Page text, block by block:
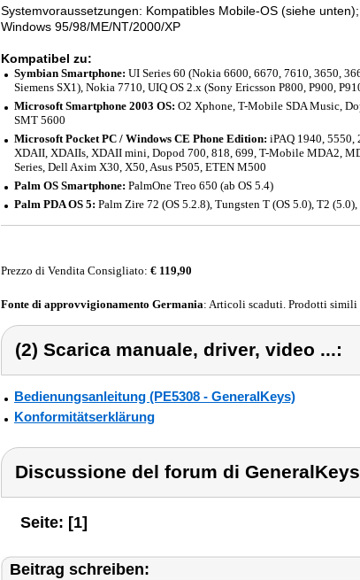
Systemvoraussetzungen: Kompatibles Mobile-OS (siehe
Windows 95/98/ME/NT/2000/XP
Kompatibel zu:
Symbian Smartphone: UI Series 60 (Nokia 6600, 6670, 7610, 3650,
Siemens SX1), Nokia 7710, UIQ OS 2.x (Sony Ericsson P800, P900,
Microsoft Smartphone 2003 OS: O2 Xphone, T-Mobile SDA Music,
SMT 5600
Microsoft Pocket PC / Windows CE Phone Edition: iPAQ 1940, 5550,
XDAII, XDAIIs, XDAII mini, Dopod 700, 818, 699, T-Mobile MDA2,
Series, Dell Axim X30, X50, Asus P505, ETEN M500
Palm OS Smartphone: PalmOne Treo 650 (ab OS 5.4)
Palm PDA OS 5: Palm Zire 72 (OS 5.2.8), Tungsten T (OS 5.0), T2
Prezzo di Vendita Consigliato: € 119,90
Fonte di approvvigionamento Germania: Articoli scaduti. Prodotti simili
(2) Scarica manuale, driver, video ...:
Bedienungsanleitung (PE5308 - GeneralKeys)
Konformitätserklärung
Discussione del forum di
Seite: [1]
Beitrag schreiben: